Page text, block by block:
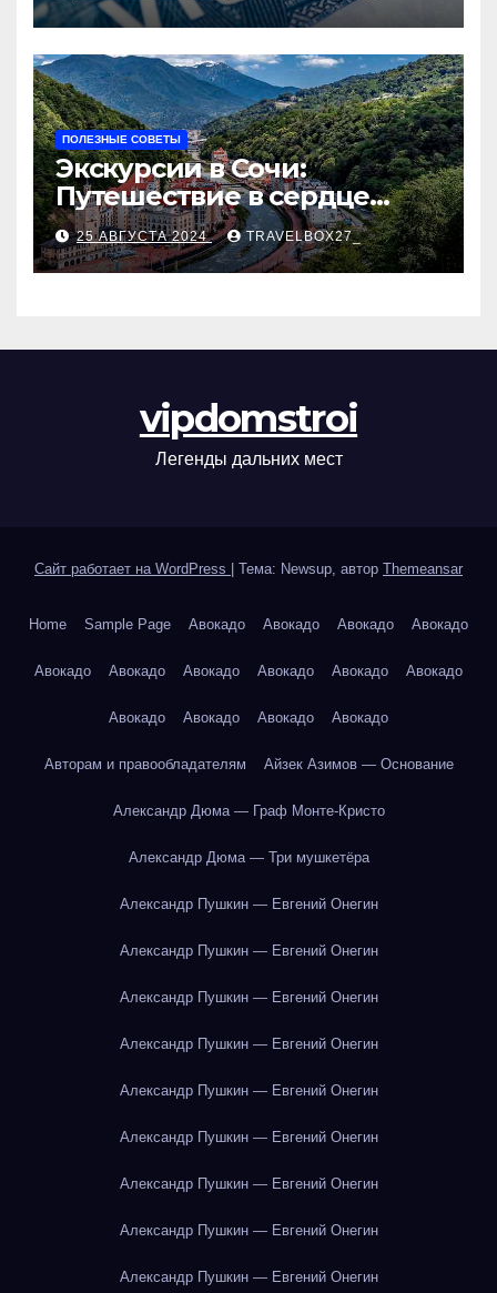
ПОЛЕЗНЫЕ СОВЕТЫ
Экскурсии в Сочи:
Путешествие в сердце
Черноморского курорта
25 АВГУСТА 2024 TRAVELBOX27_
vipdomstroi
Легенды дальних мест
Сайт работает на WordPress | Тема: Newsup, автор Themeansar
Home Sample Page Авокадо Авокадо Авокадо Авокадо
Авокадо Авокадо Авокадо Авокадо Авокадо Авокадо
Авокадо Авокадо Авокадо Авокадо
Авторам и правообладателям Айзек Азимов — Основание
Александр Дюма — Граф Монте-Кристо
Александр Дюма — Три мушкетёра
Александр Пушкин — Евгений Онегин
Александр Пушкин — Евгений Онегин
Александр Пушкин — Евгений Онегин
Александр Пушкин — Евгений Онегин
Александр Пушкин — Евгений Онегин
Александр Пушкин — Евгений Онегин
Александр Пушкин — Евгений Онегин
Александр Пушкин — Евгений Онегин
Александр Пушкин — Евгений Онегин